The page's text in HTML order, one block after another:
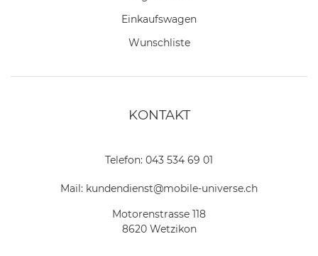
Einkaufswagen
Wunschliste
KONTAKT
Telefon: 043 534 69 01
Mail: kundendienst@mobile-universe.ch
Motorenstrasse 118
8620 Wetzikon